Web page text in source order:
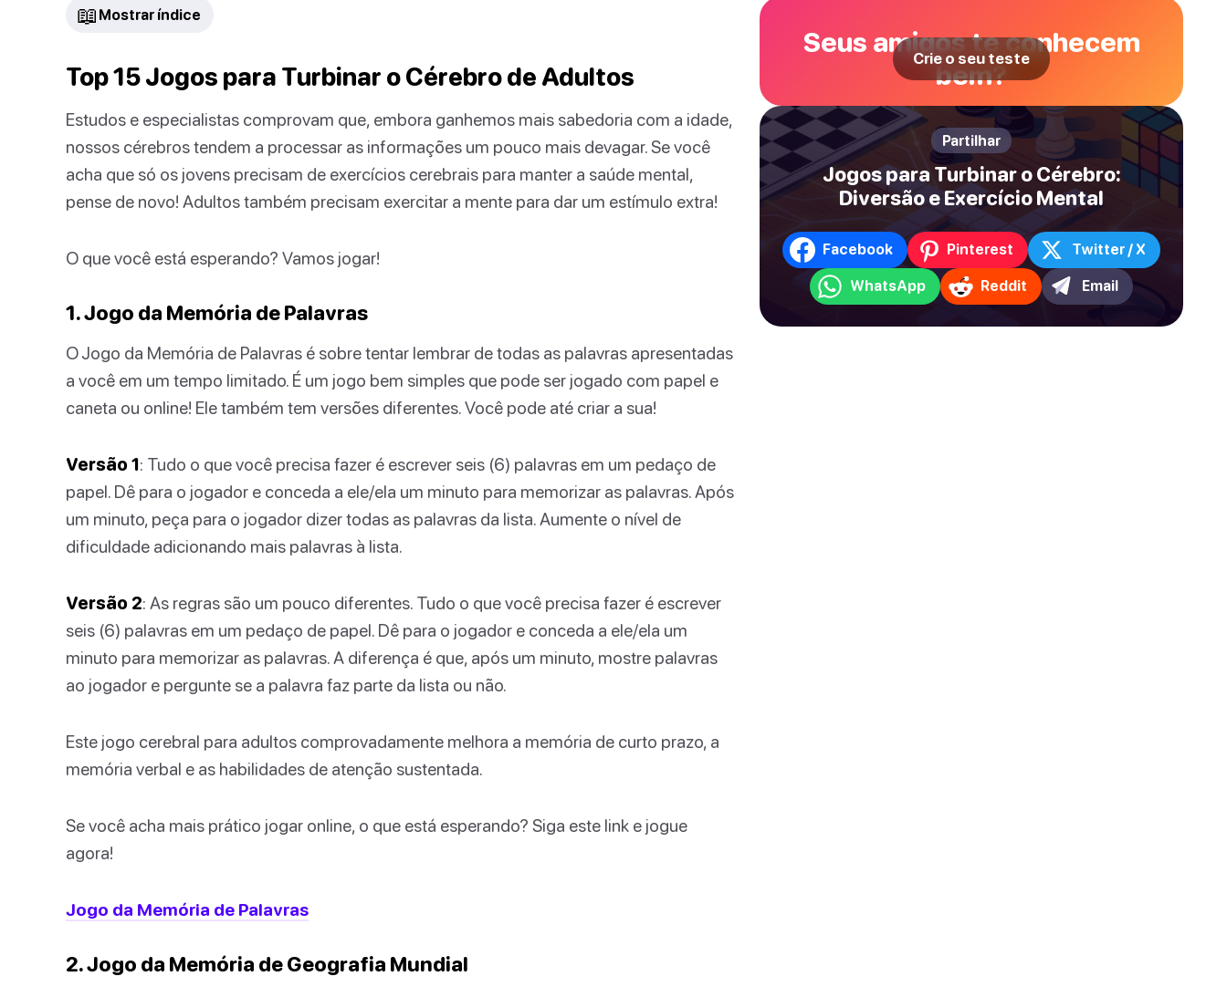
📖 Mostrar índice
Top 15 Jogos para Turbinar o Cérebro de Adultos
Estudos e especialistas comprovam que, embora ganhemos mais sabedoria com a idade,
nossos cérebros tendem a processar as informações um pouco mais devagar. Se você
acha que só os jovens precisam de exercícios cerebrais para manter a saúde mental,
pense de novo! Adultos também precisam exercitar a mente para dar um estímulo extra!
O que você está esperando? Vamos jogar!
1. Jogo da Memória de Palavras
O Jogo da Memória de Palavras é sobre tentar lembrar de todas as palavras apresentadas
a você em um tempo limitado. É um jogo bem simples que pode ser jogado com papel e
caneta ou online! Ele também tem versões diferentes. Você pode até criar a sua!
Versão 1: Tudo o que você precisa fazer é escrever seis (6) palavras em um pedaço de
papel. Dê para o jogador e conceda a ele/ela um minuto para memorizar as palavras. Após
um minuto, peça para o jogador dizer todas as palavras da lista. Aumente o nível de
dificuldade adicionando mais palavras à lista.
Versão 2: As regras são um pouco diferentes. Tudo o que você precisa fazer é escrever
seis (6) palavras em um pedaço de papel. Dê para o jogador e conceda a ele/ela um
minuto para memorizar as palavras. A diferença é que, após um minuto, mostre palavras
ao jogador e pergunte se a palavra faz parte da lista ou não.
Este jogo cerebral para adultos comprovadamente melhora a memória de curto prazo, a
memória verbal e as habilidades de atenção sustentada.
Se você acha mais prático jogar online, o que está esperando? Siga este link e jogue
agora!
Jogo da Memória de Palavras
2. Jogo da Memória de Geografia Mundial
Seus amigos te conhecem
bem?
Crie o seu teste
Partilhar
Jogos para Turbinar o Cérebro:
Diversão e Exercício Mental
Facebook Pinterest Twitter / X
WhatsApp Reddit Email